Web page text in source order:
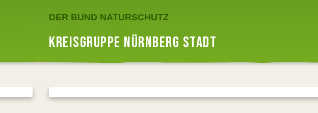
DER BUND NATURSCHUTZ
KREISGRUPPE NÜRNBERG STADT